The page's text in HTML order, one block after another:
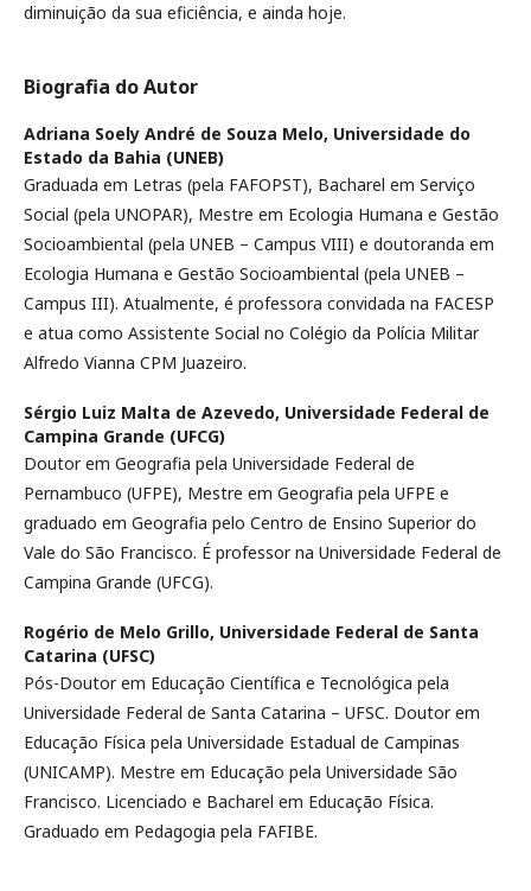
diminuição da sua eficiência, e ainda hoje.
Biografia do Autor
Adriana Soely André de Souza Melo, Universidade do
Estado da Bahia (UNEB)
Graduada em Letras (pela FAFOPST), Bacharel em Serviço
Social (pela UNOPAR), Mestre em Ecologia Humana e Gestão
Socioambiental (pela UNEB – Campus VIII) e doutoranda em
Ecologia Humana e Gestão Socioambiental (pela UNEB –
Campus III). Atualmente, é professora convidada na FACESP
e atua como Assistente Social no Colégio da Polícia Militar
Alfredo Vianna CPM Juazeiro.
Sérgio Luiz Malta de Azevedo, Universidade Federal de
Campina Grande (UFCG)
Doutor em Geografia pela Universidade Federal de
Pernambuco (UFPE), Mestre em Geografia pela UFPE e
graduado em Geografia pelo Centro de Ensino Superior do
Vale do São Francisco. É professor na Universidade Federal de
Campina Grande (UFCG).
Rogério de Melo Grillo, Universidade Federal de Santa
Catarina (UFSC)
Pós-Doutor em Educação Científica e Tecnológica pela
Universidade Federal de Santa Catarina – UFSC. Doutor em
Educação Física pela Universidade Estadual de Campinas
(UNICAMP). Mestre em Educação pela Universidade São
Francisco. Licenciado e Bacharel em Educação Física.
Graduado em Pedagogia pela FAFIBE.